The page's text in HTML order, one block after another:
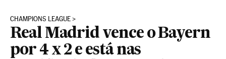
CHAMPIONS LEAGUE
Real Madrid vence o Bayern
por 4 x 2 e está nas